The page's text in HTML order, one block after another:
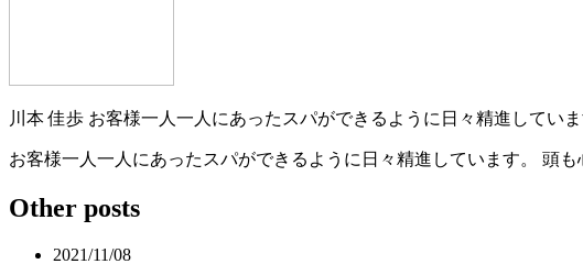
川本 佳歩 お客様一人一人にあったスパができるように日々精進してい
お客様一人一人にあったスパができるように日々精進しています。 頭
Other posts
2021/11/08